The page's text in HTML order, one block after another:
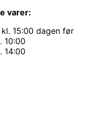
varer:
15:00 dagen før
10:00
14:00